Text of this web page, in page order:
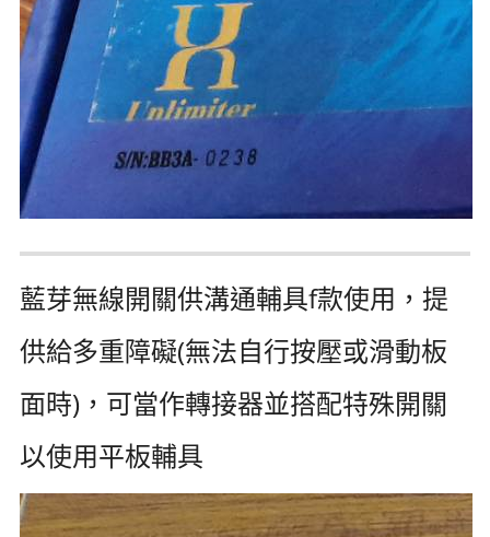
藍芽無線開關供溝通輔具f款使用，提
供給多重障礙(無法自行按壓或滑動板
面時)，可當作轉接器並搭配特殊開關
以使用平板輔具